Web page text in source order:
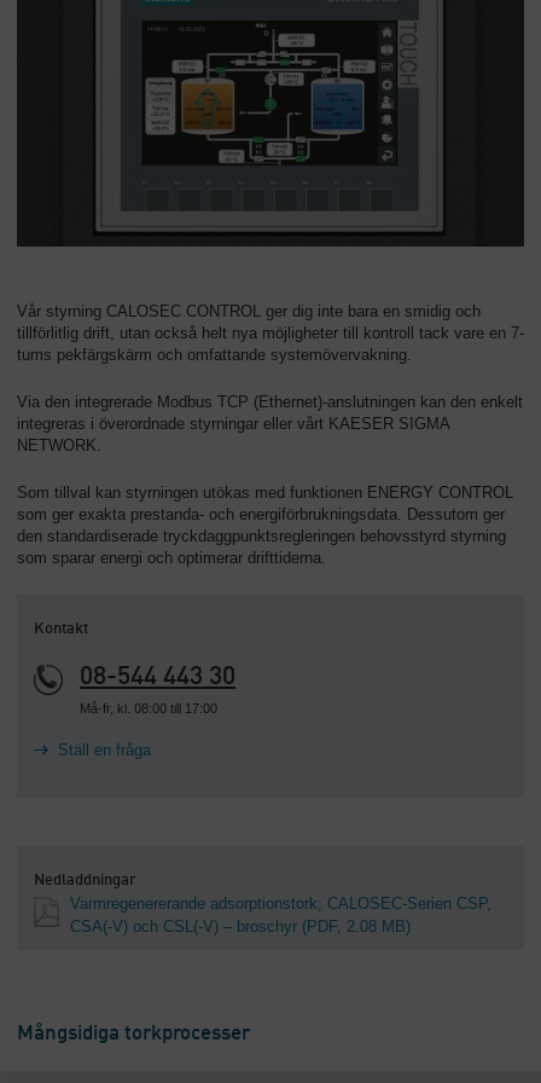
Vår styrning CALOSEC CONTROL ger dig inte bara en smidig och
tillförlitlig drift, utan också helt nya möjligheter till kontroll tack vare en 7-
tums pekfärgskärm och omfattande systemövervakning.
Via den integrerade Modbus TCP (Ethernet)-anslutningen kan den enkelt
integreras i överordnade styrningar eller vårt KAESER SIGMA
NETWORK.
Som tillval kan styrningen utökas med funktionen ENERGY CONTROL
som ger exakta prestanda- och energiförbrukningsdata. Dessutom ger
den standardiserade tryckdaggpunktsregleringen behovsstyrd styrning
som sparar energi och optimerar drifttiderna.
Kontakt
08-544 443 30
Må-fr, kl. 08:00 till 17:00
Ställ en fråga
Nedladdningar
Varmregenererande adsorptionstork; CALOSEC-Serien CSP,
CSA(-V) och CSL(-V) – broschyr (PDF, 2.08 MB)
Mångsidiga torkprocesser